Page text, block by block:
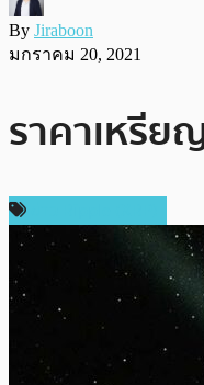
By Jiraboon
มกราคม 20, 2021
ราคาเหรีย